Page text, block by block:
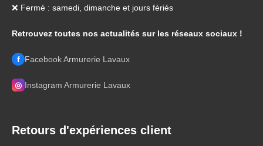
❌ Fermé : samedi, dimanche et jours fériés
Retrouvez toutes nos actualités sur les réseaux sociaux !
f Facebook Armurerie Lavaux
◎ Instagram Armurerie Lavaux
Retours d'expériences client